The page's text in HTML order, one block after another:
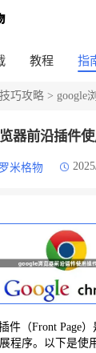
教程 指
技巧攻略> google浏
器前沿插件
米格物
件（Front Page
程序。以下是使